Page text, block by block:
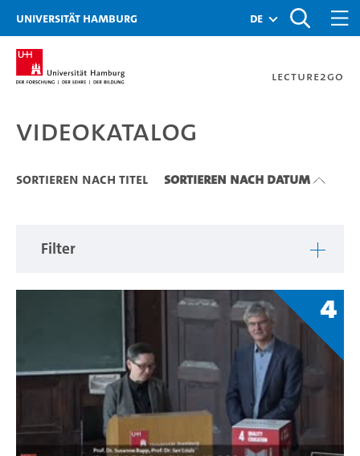
Zu den Filtern
Zur Metanavigation
Zur Hauptnavigation
Zur Suche
Zum Inhalt
Zum Seitenfuss
Universität Hamburg de
Lecture2Go
Videokatalog
Videokatalog
Sortieren nach Titel Sortieren nach Datum
Filter
4